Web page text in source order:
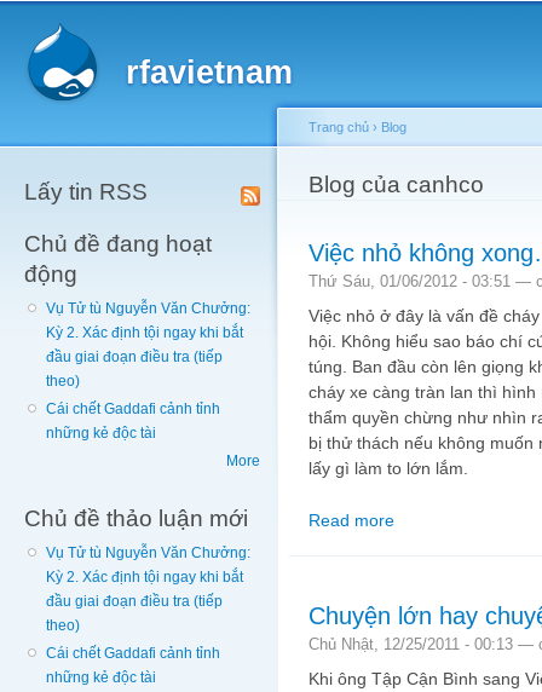
rfavietnam
Lấy tin RSS
Chủ đề đang hoạt
động
Vụ Tử tù Nguyễn Văn Chưởng:
Kỳ 2. Xác định tội ngay khi bắt
đầu giai đoạn điều tra (tiếp
theo)
Cái chết Gaddafi cảnh tỉnh
những kẻ độc tài
More
Chủ đề thảo luận mới
Vụ Tử tù Nguyễn Văn Chưởng:
Kỳ 2. Xác định tội ngay khi bắt
đầu giai đoạn điều tra (tiếp
theo)
Cái chết Gaddafi cảnh tỉnh
những kẻ độc tài
You are here
Trang chủ › Blog
Blog của canhco
Việc nhỏ không
Thứ Sáu, 01/06/2012 - 03:51 —
Việc nhỏ ở đây là vấn đề
hội. Không hiểu sao báo chí
túng. Ban đầu còn lên giọng
cháy xe càng tràn lan thì
thẩm quyền chừng như nhìn
bị thử thách nếu không
lấy gì làm to lớn lắm.
Read more
Chuyện lớn hay
Chủ Nhật, 12/25/2011 - 00:13 —
Khi ông Tập Cận Bình sang